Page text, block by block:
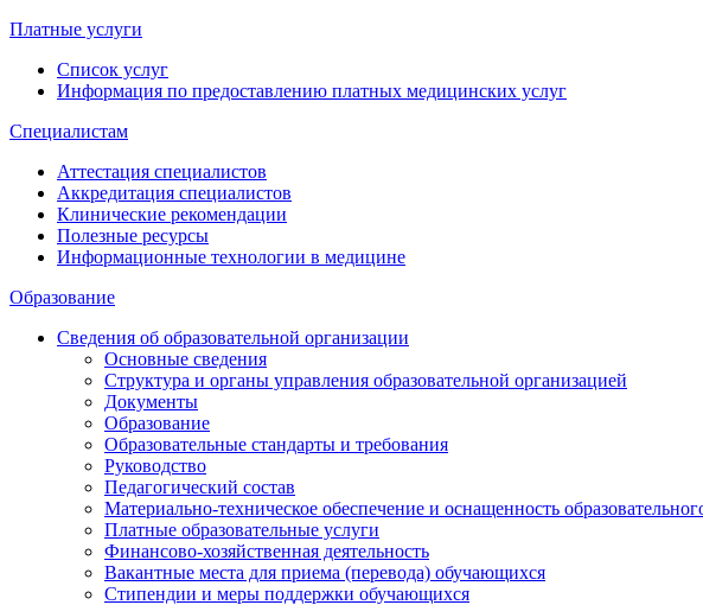
Платные услуги
Список услуг
Информация по предоставлению платных медицинских услуг
Специалистам
Аттестация специалистов
Аккредитация специалистов
Клинические рекомендации
Полезные ресурсы
Информационные технологии в медицине
Образование
Сведения об образовательной организации
Основные сведения
Структура и органы управления образовательной организацией
Документы
Образование
Образовательные стандарты и требования
Руководство
Педагогический состав
Материально-техническое обеспечение и оснащенность
Платные образовательные услуги
Финансово-хозяйственная деятельность
Вакантные места для приема (перевода) обучающихся
Стипендии и меры поддержки обучающихся